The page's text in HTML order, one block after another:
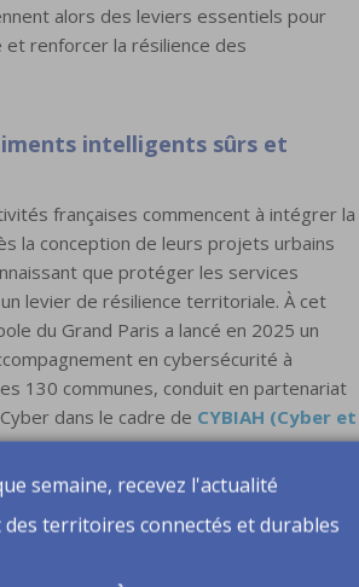
alors des leviers essentiels pour
et renforcer la résilience des
intelligents sûrs et
françaises commencent à intégrer la
la conception de leurs projets urbains
que protéger les services
levier de résilience territoriale. À cet
du Grand Paris a lancé en 2025 un
en cybersécurité à
130 communes, conduit en partenariat
dans le cadre de CYBIAH (Cyber et
sur des principes clairs : sécurité
(security-by-design), surveillance
semaine, recevez l'actualité
des territoires connectés et durables